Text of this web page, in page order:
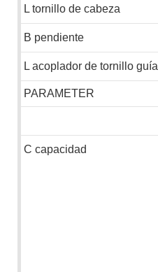
L tornillo de cabeza
B pendiente
L acoplador de tornillo guía
PARAMETER
C capacidad